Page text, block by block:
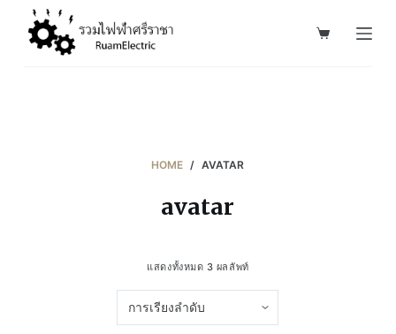
HOME / AVATAR
avatar
แสดงทั้งหมด 3 ผลลัพท์